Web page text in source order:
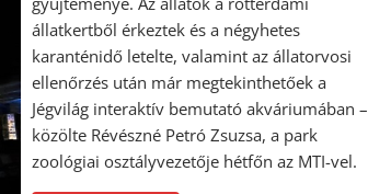
állatkertből érkeztek és a négyhetes
karanténidő letelte, valamint az állatorvosi
ellenőrzés után már megtekinthetőek a
Jégvilág interaktív bemutató akváriumában –
közölte Révészné Petró Zsuzsa, a park
zoológiai osztályvezetője hétfőn az MTI-vel.